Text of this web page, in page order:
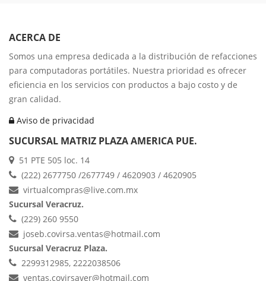
ACERCA DE
Somos una empresa dedicada a la distribución de refacciones
para computadoras portátiles. Nuestra prioridad es ofrecer
eficiencia en los servicios con productos a bajo costo y de
gran calidad.
Aviso de privacidad
SUCURSAL MATRIZ PLAZA AMERICA PUE.
51 PTE 505 loc. 14
(222) 2677750 /2677749 / 4620903 / 4620905
virtualcompras@live.com.mx
Sucursal Veracruz.
(229) 260 9550
joseb.covirsa.ventas@hotmail.com
Sucursal Veracruz Plaza.
2299312985, 2222038506
ventas.covirsaver@hotmail.com